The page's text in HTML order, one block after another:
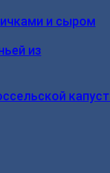
и сыром
из